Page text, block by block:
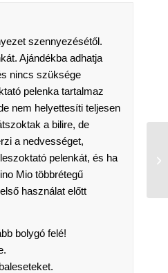
szennyezésétől.
Ajándékba adhatja
nincs szüksége
pelenka tartalmaz
nem helyettesíti teljesen
a bilire, de
a nedvességet,
pelenkát, és ha
Mio többrétegű
használat előtt
bolygó felé!